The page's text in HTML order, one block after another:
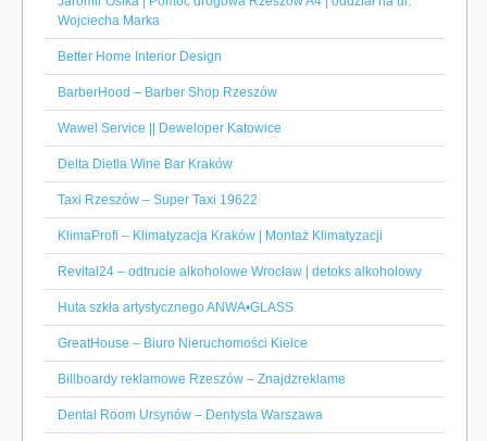
Wojciecha Marka
Better Home Interior Design
BarberHood – Barber Shop Rzeszów
Wawel Service || Deweloper Katowice
Delta Dietla Wine Bar Kraków
Taxi Rzeszów – Super Taxi 19622
KlimaProfi – Klimatyzacja Kraków | Montaż Klimatyzacji
Revital24 – odtrucie alkoholowe Wrocław | detoks alkoholowy
Huta szkła artystycznego ANWA•GLASS
GreatHouse – Biuro Nieruchomości Kielce
Billboardy reklamowe Rzeszów – Znajdzreklame
Dental Room Ursynów – Dentysta Warszawa